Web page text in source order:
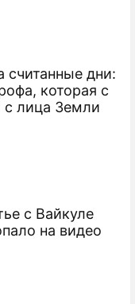
считанные дни:
которая с
с лица Земли
с Вайкуле
на видео
отсрочке
любви к